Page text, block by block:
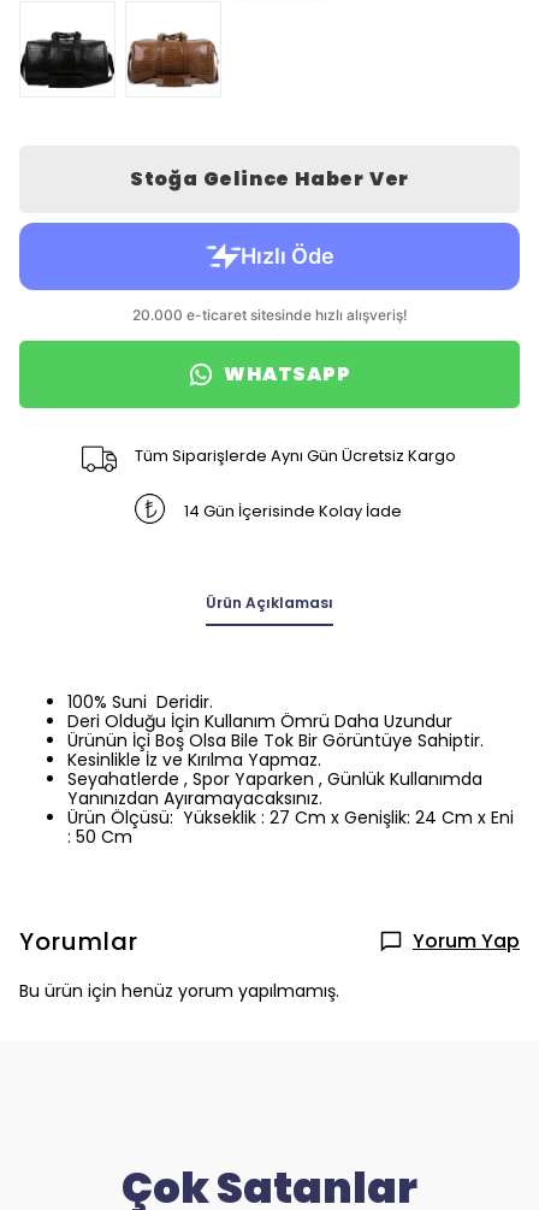
Stoğa Gelince Haber Ver
WHATSAPP
Tüm Siparişlerde Aynı Gün Ücretsiz Kargo
14 Gün İçerisinde Kolay İade
Ürün Açıklaması
100% Suni Deridir.
Deri Olduğu İçin Kullanım Ömrü Daha Uzundur
Ürünün İçi Boş Olsa Bile Tok Bir Görüntüye Sahiptir.
Kesinlikle İz ve Kırılma Yapmaz.
Seyahatlerde , Spor Yaparken , Günlük Kullanımda
Yanınızdan Ayıramayacaksınız.
Ürün Ölçüsü: Yükseklik : 27 Cm x Genişlik: 24 Cm x Eni
: 50 Cm
Yorumlar Yorum Yap
Bu ürün için henüz yorum yapılmamış.
Çok Satanlar